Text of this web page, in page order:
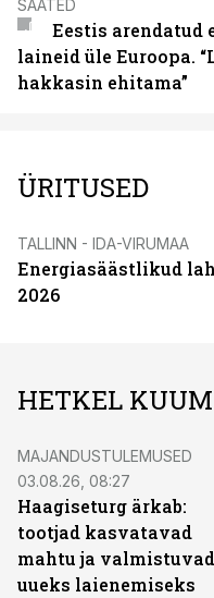
SAATED
Eestis arendatud
laineid üle Euroopa.
hakkasin ehitama”
ÜRITUSED
TALLINN - IDA-VIRUMAA
Energiasäästlikud
2026
HETKEL KUUM
MAJANDUSTULEMUSED
03.08.26, 08:27
Haagiseturg ärkab:
tootjad kasvatavad
mahtu ja valmistuvad
uueks laienemiseks